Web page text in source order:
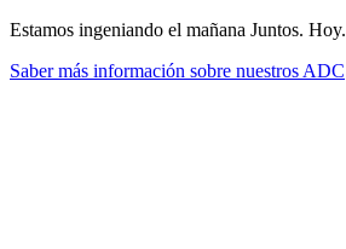
Estamos ingeniando el mañana Juntos. Hoy.
Saber más información sobre nuestros ADC